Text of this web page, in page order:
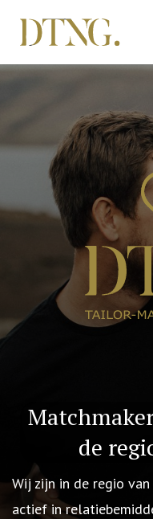
de
Wij zijn in de regio van
actief in